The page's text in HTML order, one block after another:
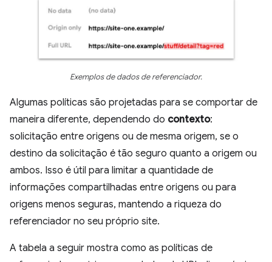
Exemplos de dados de referenciador.
Algumas políticas são projetadas para se comportar de
maneira diferente, dependendo do contexto:
solicitação entre origens ou de mesma origem, se o
destino da solicitação é tão seguro quanto a origem ou
ambos. Isso é útil para limitar a quantidade de
informações compartilhadas entre origens ou para
origens menos seguras, mantendo a riqueza do
referenciador no seu próprio site.
A tabela a seguir mostra como as políticas de